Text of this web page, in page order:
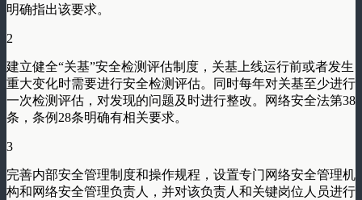
明确指出该要求。
2
建立健全“关基”安全检测评估制度，关基上线运行前或者发生
重大变化时需要进行安全检测评估。同时每年对关基至少进行
一次检测评估，对发现的问题及时进行整改。网络安全法第38
条，条例28条明确有相关要求。
3
完善内部安全管理制度和操作规程，设置专门网络安全管理机
构和网络安全管理负责人，并对该负责人和关键岗位人员进行